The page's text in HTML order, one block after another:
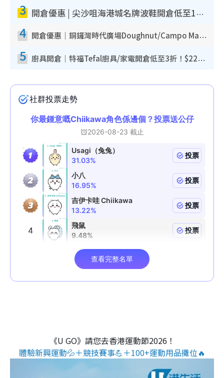
3 開倉優惠 | 尖沙咀海港城名牌波鞋開倉低至1折！On鞋$899起／Joy&Peace鞋履$98起
4 開倉優惠｜銅鑼灣時代廣場Doughnut/Campo Marzio開倉低至1折！背囊、書包、手袋劈價$200起
5 廚具開倉｜特福Tefal廚具/家電開倉低至3折！$220起買平底鍋/炒鑊/湯煲！電飯煲/吸塵機/燙斗$418起
《U GO》請您去香港運動節2026！
體驗新興運動💦＋競技賽事💪＋100+運動用品攤位🔥